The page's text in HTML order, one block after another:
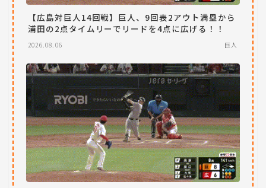
【広島対巨人14回戦】巨人、9回表2アウト満塁から
浦田の2点タイムリーでリードを4点に広げる！！
2026.08.06 巨人